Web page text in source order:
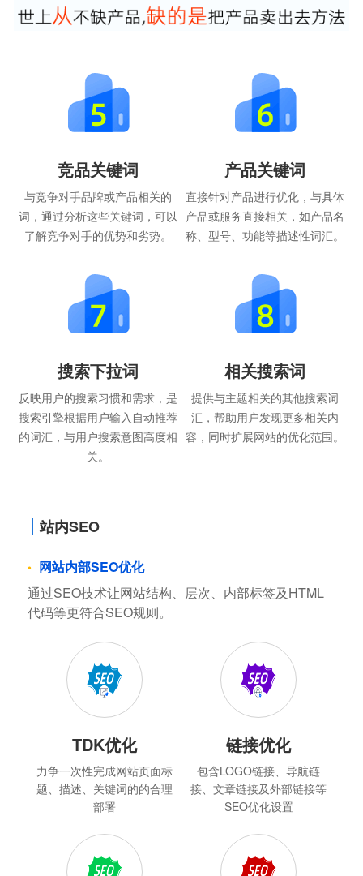
竞品关键词
与竞争对手品牌或产品相关的
词，通过分析这些关键词，可以
了解竞争对手的优势和劣势。
产品关键词
直接针对产品进行优化，与具体
产品或服务直接相关，如产品名
称、型号、功能等描述性词汇。
搜索下拉词
反映用户的搜索习惯和需求，是
搜索引擎根据用户输入自动推荐
的词汇，与用户搜索意图高度相
关。
相关搜索词
提供与主题相关的其他搜索词
汇，帮助用户发现更多相关内
容，同时扩展网站的优化范围。
站内SEO
网站内部SEO优化
通过SEO技术让网站结构、层次、内部标签及HTML
代码等更符合SEO规则。
TDK优化
力争一次性完成网站页面标
题、描述、关键词的的合理
部署
链接优化
包含LOGO链接、导航链
接、文章链接及外部链接等
SEO优化设置